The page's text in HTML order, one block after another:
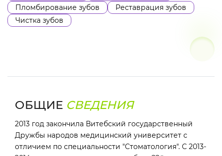
Пломбирование зубов
Реставрация зубов
Чистка зубов
ОБЩИЕ СВЕДЕНИЯ
2013 год закончила Витебский государственный
Дружбы народов медицинский университет с
отличием по специальности "Стоматология". С 2013-